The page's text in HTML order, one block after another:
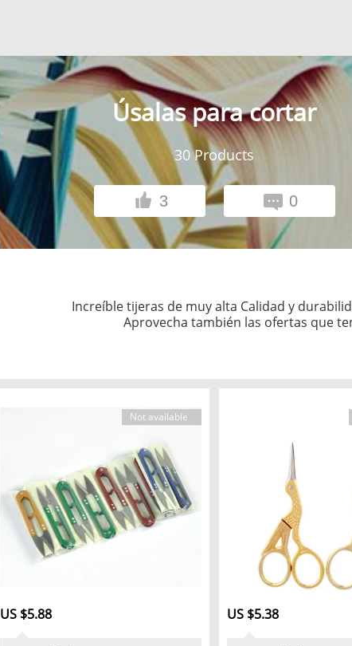
Úsalas para cortar
30Products
3 0
Increíble tijeras de muy alta Calidad y
Aprovecha también las ofertas que
Not available
US $5.88 US $5.38